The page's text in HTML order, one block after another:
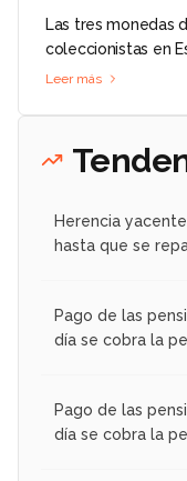
Las tres monedas
coleccionistas en
Leer más
Herencia
hasta que se
Pago de las
día se cobra la
Pago de las
día se cobra la